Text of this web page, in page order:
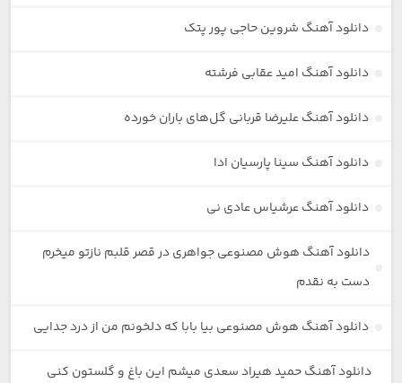
دانلود آهنگ شروین حاجی پور پتک
دانلود آهنگ امید عقابی فرشته
دانلود آهنگ علیرضا قربانی گل‌های باران خورده
دانلود آهنگ سینا پارسیان ادا
دانلود آهنگ عرشیاس عادی نی
دانلود آهنگ هوش مصنوعی جواهری در قصر قلبم نازتو میخرم
دست به نقدم
دانلود آهنگ هوش مصنوعی بیا بابا که دلخونم من از درد جدایی
دانلود آهنگ حمید هیراد سعدی میشم این باغ و گلستون کنی